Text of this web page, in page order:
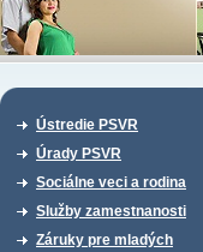
Ústredie PSVR
Úrady PSVR
Sociálne veci a rodina
Služby zamestnanosti
Záruky pre mladých